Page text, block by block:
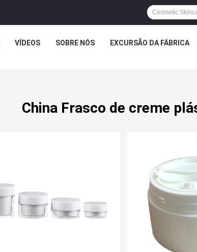
VÍDEOS SOBRE NÓS EXCURSÃO DA FÁBRICA
China Frasco de creme